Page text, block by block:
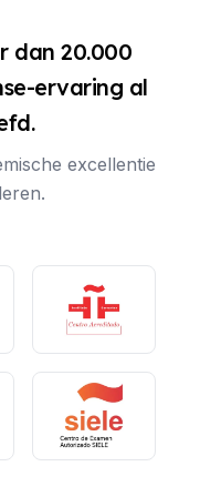
dan 20.000
ervaring al
excellentie